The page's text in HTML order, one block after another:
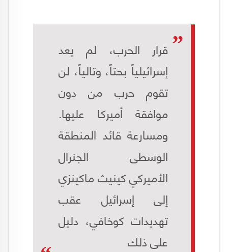
قرار الحرب، لم يعد
إسرائيلياً بحتاً، وتالياً، لن
تقوم حرب من دون
موافقة أميركا عليها.
ومسارعة قائد المنطقة
الوسطى الجنرال
الأميركي كينيث ماكينزي
إلى إسرائيل عقب
تهديدات كوخافي، دليل
على ذلك